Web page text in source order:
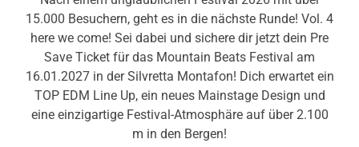
15.000 Besuchern, geht es in die nächste Runde! Vol. 4
here we come! Sei dabei und sichere dir jetzt dein Pre
Save Ticket für das Mountain Beats Festival am
16.01.2027 in der Silvretta Montafon! Dich erwartet ein
TOP EDM Line Up, ein neues Mainstage Design und
eine einzigartige Festival-Atmosphäre auf über 2.100
m in den Bergen!